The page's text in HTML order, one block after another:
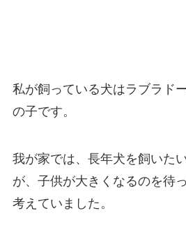
私が飼っている犬はラブラド
の子です。
我が家では、長年犬を飼いた
が、子供が大きくなるのを待
考えていました。